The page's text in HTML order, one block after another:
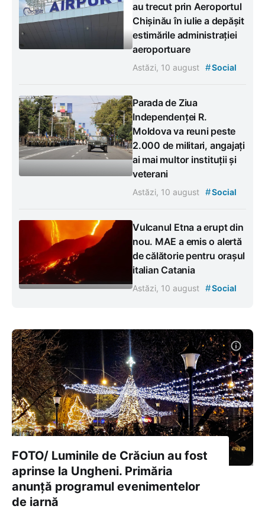
au trecut prin Aeroportul
Chișinău în iulie a depășit
estimările administrației
aeroportuare
Astăzi, 10 august #Social
Parada de Ziua
Independenței R.
Moldova va reuni peste
2.000 de militari, angajați
ai mai multor instituții și
veterani
Astăzi, 10 august #Social
Vulcanul Etna a erupt din
nou. MAE a emis o alertă
de călătorie pentru orașul
italian Catania
Astăzi, 10 august #Social
FOTO/ Luminile de Crăciun au fost
aprinse la Ungheni. Primăria
anunță programul evenimentelor
de iarnă